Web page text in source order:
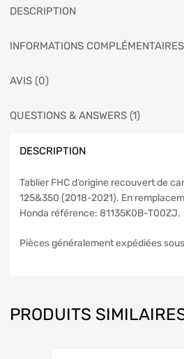
DESCRIPTION
INFORMATIONS COMPLÉMENTAIRES
AVIS (0)
QUESTIONS & ANSWERS (1)
DESCRIPTION
Tablier FHC d’origine recouvert de
125&350 (2018-2021). En
Honda référence: 81135K0B-T00ZJ.
Pièces généralement expédiées
PRODUITS